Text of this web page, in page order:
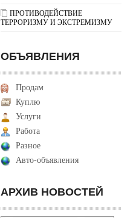
ПРОТИВОДЕЙСТВИЕ
ТЕРРОРИЗМУ И ЭКСТРЕМИЗМУ
ОБЪЯВЛЕНИЯ
Продам
Куплю
Услуги
Работа
Разное
Авто-объявления
АРХИВ НОВОСТЕЙ